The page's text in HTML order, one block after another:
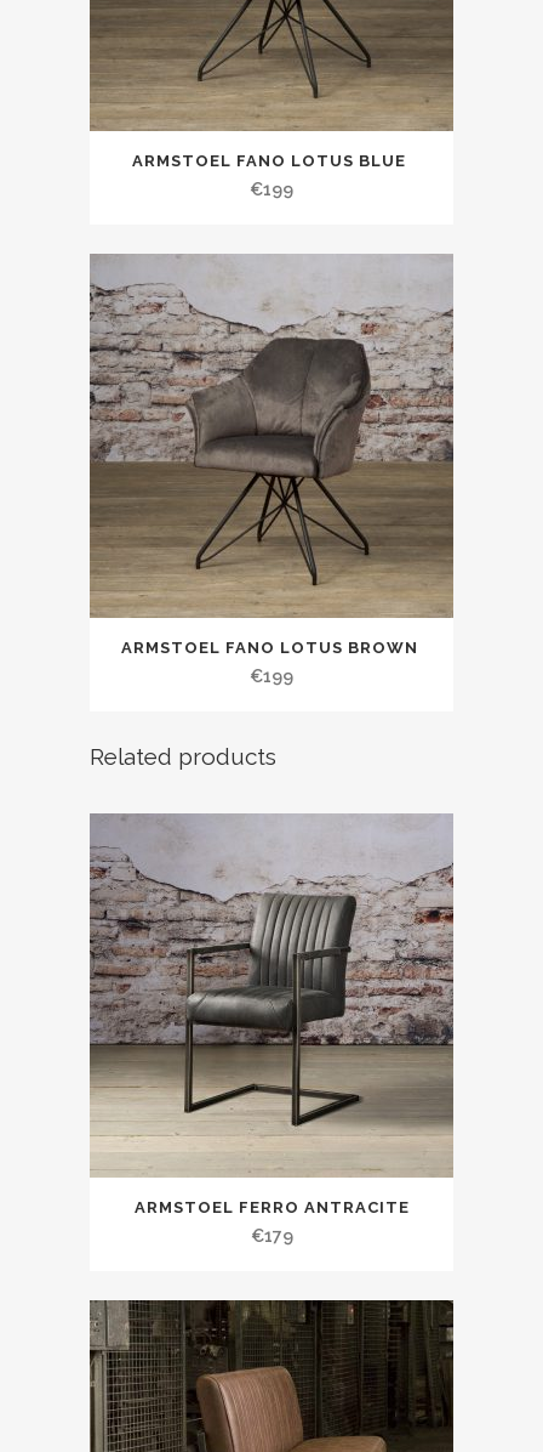
ARMSTOEL FANO LOTUS BLUE
€199
ARMSTOEL FANO LOTUS BROWN
€199
Related products
ARMSTOEL FERRO ANTRACITE
€179